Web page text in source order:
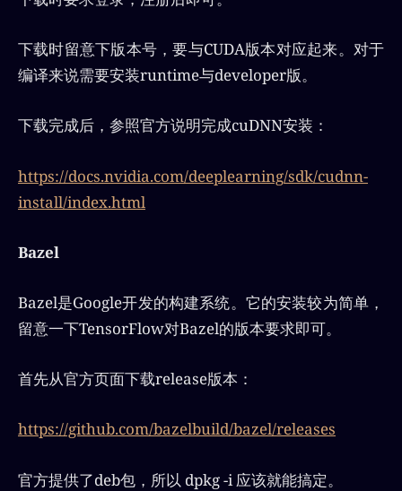
下载时留意下版本号，要与CUDA版本对应起来。对于
编译来说需要安装runtime与developer版。
下载完成后，参照官方说明完成cuDNN安装：
https://docs.nvidia.com/deeplearning/sdk/cudnn-
install/index.html
Bazel
Bazel是Google开发的构建系统。它的安装较为简单，
留意一下TensorFlow对Bazel的版本要求即可。
首先从官方页面下载release版本：
https://github.com/bazelbuild/bazel/releases
官方提供了deb包，所以 dpkg -i 应该就能搞定。